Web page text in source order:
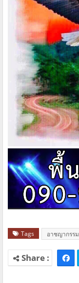
Tags อาชญากรรม